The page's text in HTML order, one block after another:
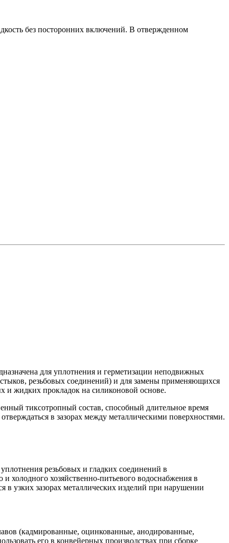
без посторонних включений. В отвержденном
для уплотнения и герметизации неподвижных
резьбовых соединений) и для замены применяющихся
и жидких прокладок на силиконовой основе.
тиксотропный состав, способный длительное время
в зазорах между металлическими поверхностями.
резьбовых и гладких соединений в
холодного хозяйственно-питьевого водоснабжения в
зазорах металлических изделий при нарушении
(кадмированные, оцинкованные, анодированные,
его в конвейерных производствах при сборке